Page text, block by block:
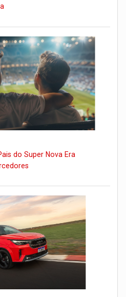
do Super Nova Era